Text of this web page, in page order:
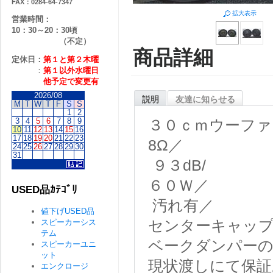
拡大表示
商品詳細
説明 友達に知らせる
３０ｃｍウーフ
8Ω／
９３dB/
６０Ｗ／
汚れ有／
センターキャッ
ベークダンパー
現状渡しにて保
FAX：0284-64-7347
営業時間：
10：30～20：30頃
（不定）
定休日： 第１と第２木曜
： 第１以外水曜日
他予定で変更有
2026/08
M T W T F S S
1
2
3
4 5 6 7 8
9
10 11 12 13 14 15 16
17 18 19 20 21 22 23
24 25 26 27 28 29 30
31
USED品ｶﾃｺﾞﾘ
値下げUSED品
スピーカーシス
テム
スピーカーユニ
ット
エンクロージ